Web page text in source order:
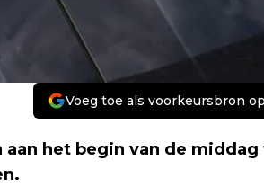
Voeg toe als voorkeursbron
het begin van de